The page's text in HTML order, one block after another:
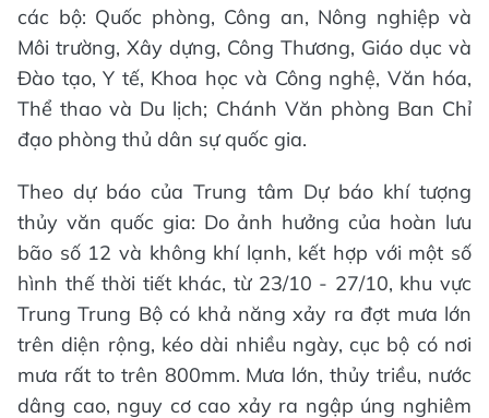
các bộ: Quốc phòng, Công an, Nông nghiệp và
Môi trường, Xây dựng, Công Thương, Giáo dục và
Đào tạo, Y tế, Khoa học và Công nghệ, Văn hóa,
Thể thao và Du lịch; Chánh Văn phòng Ban Chỉ
đạo phòng thủ dân sự quốc gia.
Theo dự báo của Trung tâm Dự báo khí tượng
thủy văn quốc gia: Do ảnh hưởng của hoàn lưu
bão số 12 và không khí lạnh, kết hợp với một số
hình thế thời tiết khác, từ 23/10 - 27/10, khu vực
Trung Trung Bộ có khả năng xảy ra đợt mưa lớn
trên diện rộng, kéo dài nhiều ngày, cục bộ có nơi
mưa rất to trên 800mm. Mưa lớn, thủy triều, nước
dâng cao, nguy cơ cao xảy ra ngập úng nghiêm